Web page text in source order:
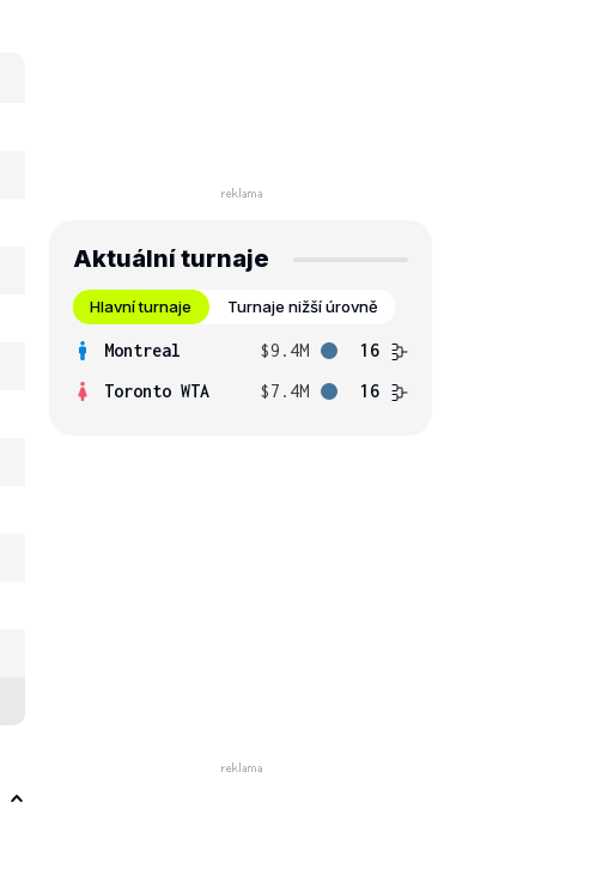
Aktuální turnaje
Hlavní turnaje Turnaje nižší úrovně
Montreal $9.4M
16
Toronto WTA
$7.4M 16